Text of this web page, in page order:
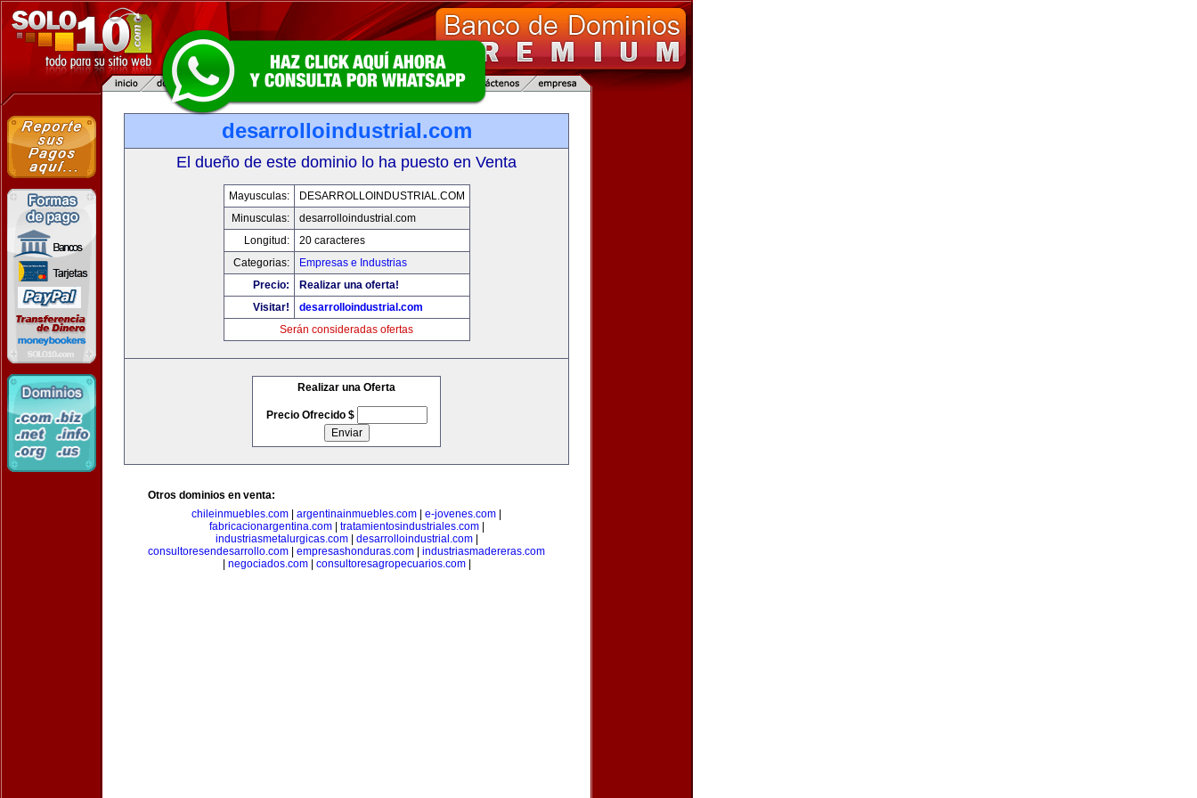
desarrolloindustrial.com
El dueño de este dominio lo ha puesto en Venta
Mayusculas:
DESARROLLOINDUSTRIAL.COM
Minusculas:
desarrolloindustrial.com
Longitud:
20 caracteres
Categorias:
Empresas e Industrias
Precio:
Realizar una oferta!
Visitar!
desarrolloindustrial.com
Serán consideradas ofertas
Realizar una Oferta
Precio Ofrecido $
Otros dominios en venta:
chileinmuebles.com
argentinainmuebles.com e-jovenes.com
fabricacionargentina.com| tratamientosindustriales.com|
industriasmetalurgicas.com| desarrolloindustrial.com|
consultoresendesarrollo.com
empresashonduras.com
industriasmadereras.com
negociados.com| consultoresagropecuarios.com|